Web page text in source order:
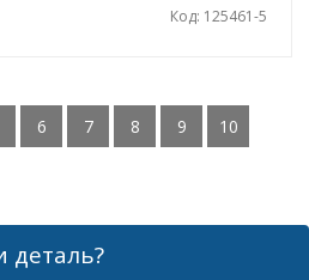
Код: 125461-5
6 7 8 9 10
деталь?